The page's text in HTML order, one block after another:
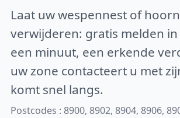
Laat uw wespennest of
verwijderen: gratis melden
een minuut, een erkende
uw zone contacteert u met
komt snel langs.
Postcodes : 8900, 8902, 8904, 8906,